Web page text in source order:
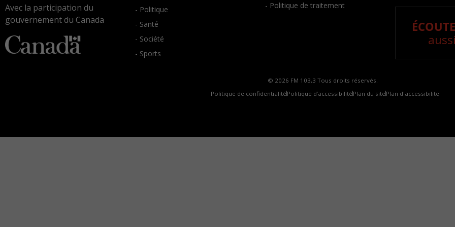
Avec la participation du
gouvernement du Canada
- Politique
- Santé
- Société
- Sports
- Politique de traitement
© 2026 FM 103,3 Tous droits réservés.
Politique de confidentialité Politique d’accessibilité Plan du site Plan d'accessibilite